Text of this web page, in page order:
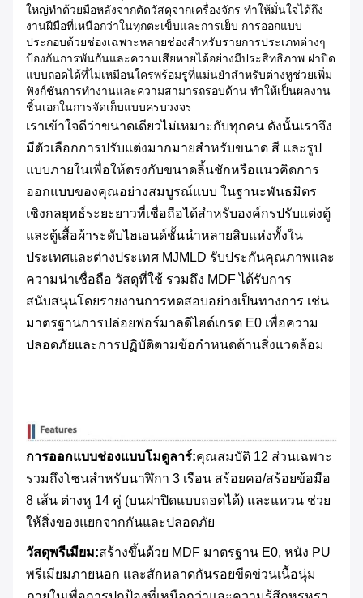
ใหญ่ทำด้วยมือหลังจากตัดวัสดุจากเครื่องจักร ทำให้มั่นใจได้ถึง
งานฝีมือที่เหนือกว่าในทุกตะเข็บและการเย็บ การออกแบบ
ประกอบด้วยช่องเฉพาะหลายช่องสำหรับรายการประเภทต่างๆ
ป้องกันการพันกันและความเสียหายได้อย่างมีประสิทธิภาพ ฝาปิด
แบบถอดได้ที่ไม่เหมือนใครพร้อมรูที่แม่นยำสำหรับต่างหูช่วยเพิ่ม
ฟังก์ชันการทำงานและความสามารถรอบด้าน ทำให้เป็นผลงาน
ชิ้นเอกในการจัดเก็บแบบครบวงจร
เราเข้าใจดีว่าขนาดเดียวไม่เหมาะกับทุกคน ดังนั้นเราจึง
มีตัวเลือกการปรับแต่งมากมายสำหรับขนาด สี และรูป
แบบภายในเพื่อให้ตรงกับขนาดลิ้นชักหรือแนวคิดการ
ออกแบบของคุณอย่างสมบูรณ์แบบ ในฐานะพันธมิตร
เชิงกลยุทธ์ระยะยาวที่เชื่อถือได้สำหรับองค์กรปรับแต่งตู้
และตู้เสื้อผ้าระดับไฮเอนด์ชั้นนำหลายสิบแห่งทั้งใน
ประเทศและต่างประเทศ MJMLD รับประกันคุณภาพและ
ความน่าเชื่อถือ วัสดุที่ใช้ รวมถึง MDF ได้รับการ
สนับสนุนโดยรายงานการทดสอบอย่างเป็นทางการ เช่น
มาตรฐานการปล่อยฟอร์มาลดีไฮด์เกรด E0 เพื่อความ
ปลอดภัยและการปฏิบัติตามข้อกำหนดด้านสิ่งแวดล้อม
การออกแบบช่องแบบโมดูลาร์:คุณสมบัติ 12 ส่วนเฉพาะ
รวมถึงโซนสำหรับนาฬิกา 3 เรือน สร้อยคอ/สร้อยข้อมือ
8 เส้น ต่างหู 14 คู่ (บนฝาปิดแบบถอดได้) และแหวน ช่วย
ให้สิ่งของแยกจากกันและปลอดภัย
วัสดุพรีเมียม:สร้างขึ้นด้วย MDF มาตรฐาน E0, หนัง PU
พรีเมียมภายนอก และสักหลาดกันรอยขีดข่วนเนื้อนุ่ม